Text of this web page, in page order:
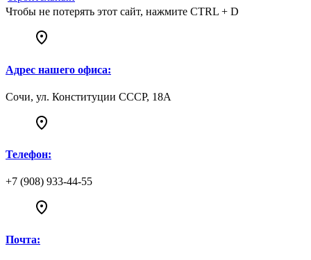
Чтобы не потерять этот сайт, нажмите CTRL + D
Адрес нашего офиса:
Сочи, ул. Конституции СССР, 18А
Телефон:
+7 (908) 933-44-55
Почта: